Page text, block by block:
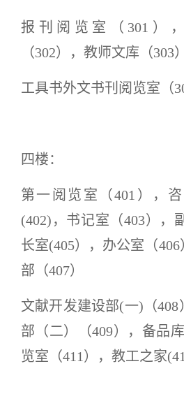
报刊阅览室（ 301）
（302） ， 教师文库（303）
工具书外文书刊阅览室（
四楼：
第一阅览室（401） ，
(402) ， 书记室（403） ，
长室(405） ， 办公室（406
部 （407）
文献开发建设部(一)（408
部（二）（409） ， 备品
览室（411） ， 教工之家